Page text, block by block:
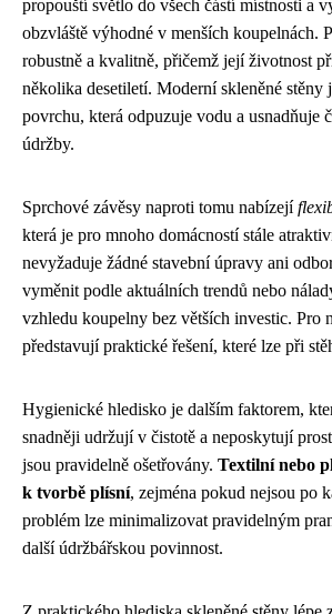
propouští světlo do všech částí místnosti a
obzvláště výhodné v menších koupelnách.
robustně a kvalitně, přičemž její životnost
několika desetiletí. Moderní skleněné stěny
povrchu, která odpuzuje vodu a usnadňuje
údržby.
Sprchové závěsy naproti tomu nabízejí
která je pro mnoho domácností stále
nevyžaduje žádné stavební úpravy ani
vyměnit podle aktuálních trendů nebo
vzhledu koupelny bez větších investic. Pro
představují praktické řešení, které lze při
Hygienické hledisko je dalším faktorem,
snadněji udržují v čistotě a neposkytují
jsou pravidelně ošetřovány. Textilní nebo
k tvorbě plísní, zejména pokud nejsou po
problém lze minimalizovat pravidelným
další údržbářskou povinnost.